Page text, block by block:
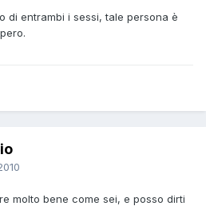
di entrambi i sessi, tale persona è
molto bene come sei, e posso dirti